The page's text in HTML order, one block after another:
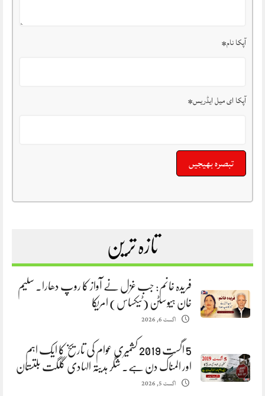
آپکا نام*
آپکا ای میل ایڈریس*
تازہ ترین
فریدہ خانم: جب غزل نے آواز کا روپ دھارا. سلیم
خان ہیوسٹن (ٹیکساس) امریکا
اگست 6, 2026
5 اگست 2019 کشمیری عوام کی تاریخ کا ایک اہم
اور المناک دن ہے. شگر ہدیتہ الہادی گلگت بلتستان
اگست 5, 2026